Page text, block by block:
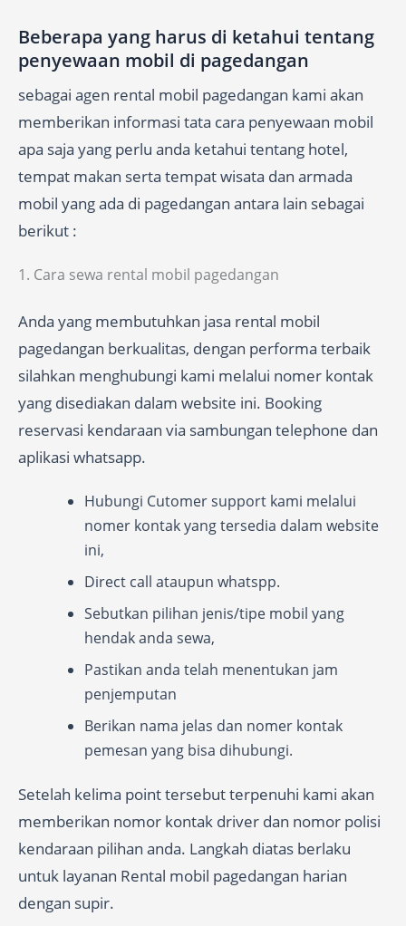
Beberapa yang harus di ketahui tentang
penyewaan mobil di pagedangan
sebagai agen rental mobil pagedangan kami akan
memberikan informasi tata cara penyewaan mobil
apa saja yang perlu anda ketahui tentang hotel,
tempat makan serta tempat wisata dan armada
mobil yang ada di pagedangan antara lain sebagai
berikut :
1. Cara sewa rental mobil pagedangan
Anda yang membutuhkan jasa rental mobil
pagedangan berkualitas, dengan performa terbaik
silahkan menghubungi kami melalui nomer kontak
yang disediakan dalam website ini. Booking
reservasi kendaraan via sambungan telephone dan
aplikasi whatsapp.
Hubungi Cutomer support kami melalui
nomer kontak yang tersedia dalam website
ini,
Direct call ataupun whatspp.
Sebutkan pilihan jenis/tipe mobil yang
hendak anda sewa,
Pastikan anda telah menentukan jam
penjemputan
Berikan nama jelas dan nomer kontak
pemesan yang bisa dihubungi.
Setelah kelima point tersebut terpenuhi kami akan
memberikan nomor kontak driver dan nomor polisi
kendaraan pilihan anda. Langkah diatas berlaku
untuk layanan Rental mobil pagedangan harian
dengan supir.